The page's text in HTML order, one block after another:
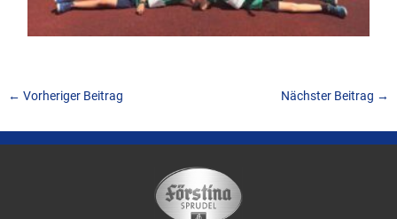
← Vorheriger Beitrag Nächster Beitrag →